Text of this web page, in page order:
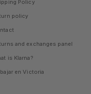
Policy
policy
and exchanges panel
is Klarna?
en Victoria